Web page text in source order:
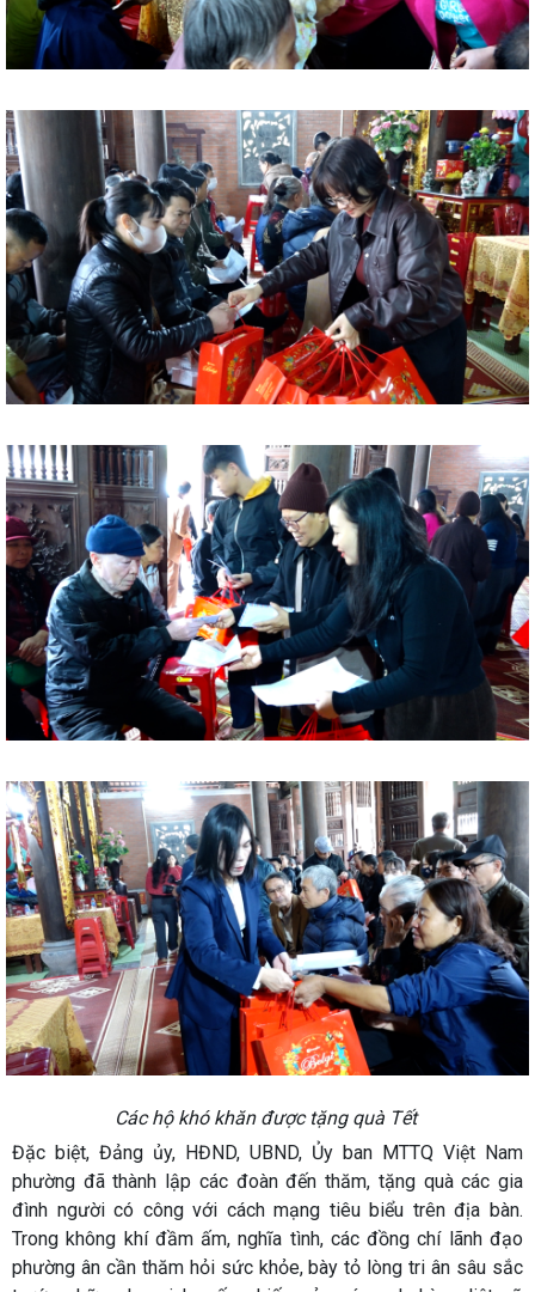
Các hộ khó khăn được tặng quà Tết
Đặc biệt, Đảng ủy, HĐND, UBND, Ủy ban MTTQ Việt Nam
phường đã thành lập các đoàn đến thăm, tặng quà các gia
đình người có công với cách mạng tiêu biểu trên địa bàn.
Trong không khí đầm ấm, nghĩa tình, các đồng chí lãnh đạo
phường ân cần thăm hỏi sức khỏe, bày tỏ lòng tri ân sâu sắc